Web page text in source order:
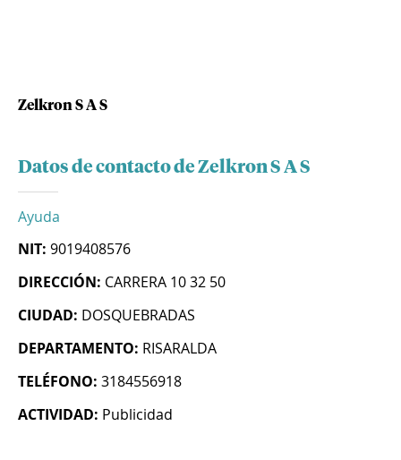
Zelkron S A S
Datos de contacto de Zelkron S A S
Ayuda
NIT: 9019408576
DIRECCIÓN: CARRERA 10 32 50
CIUDAD: DOSQUEBRADAS
DEPARTAMENTO: RISARALDA
TELÉFONO: 3184556918
ACTIVIDAD: Publicidad